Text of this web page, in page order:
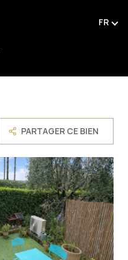
FR
PARTAGER CE BIEN